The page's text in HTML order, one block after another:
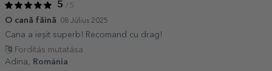
5 / 5
O cană făină 08 Július 2025
Cana a ieșit superb! Recomand cu drag!
Fordítás mutatása
Adina,
Románia